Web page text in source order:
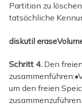
Partition zu
tatsächliche
diskutil
Schritt 4.Den
um den freien